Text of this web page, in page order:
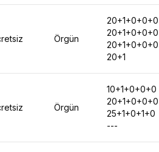
Örgün
20+1+0+0+0
20+1+0+0+0
20+1+0+0+0
20+1
Örgün
10+1+0+0+0
20+1+0+0+0
25+1+0+1+0
---